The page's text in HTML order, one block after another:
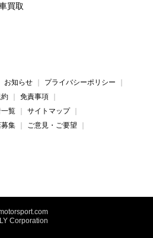
買取
お知らせ
プライバシーポリシー
免責事項
覧
サイトマップ
集
ご意見・ご要望
Corporation